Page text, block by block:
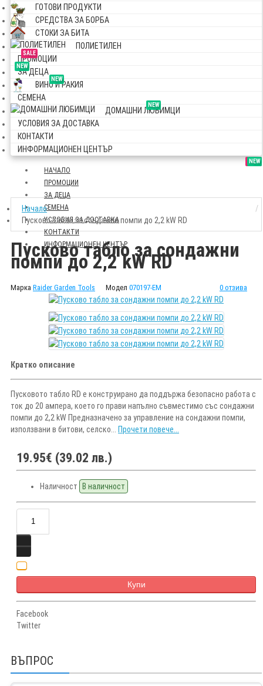
ГОТОВИ ПРОДУКТИ
СРЕДСТВА ЗА БОРБА
СТОКИ ЗА БИТА
ПОЛИЕТИЛЕН
SALE
ПРОМОЦИИ
NEW
ЗА ДЕЦА
NEW
ВИНО И РАКИЯ
СЕМЕНА
NEW
ДОМАШНИ ЛЮБИМЦИ
УСЛОВИЯ ЗА ДОСТАВКА
КОНТАКТИ
ИНФОРМАЦИОНЕН ЦЕНТЪР
НАЧАЛО
SALE
ПРОМОЦИИ
NEW
ЗА ДЕЦА
СЕМЕНА
УСЛОВИЯ ЗА ДОСТАВКА
КОНТАКТИ
ИНФОРМАЦИОНЕН ЦЕНТЪР
Начало
Пусково табло за сондажни помпи до 2,2 kW RD
Пусково табло за сондажни
помпи до 2,2 kW RD
Марка Raider Garden Tools Модел 070197-EM 0 отзива
Кратко описание
Пусковото табло RD е конструирано да поддържа безопасно работа с
ток до 20 ампера, което го прави напълно съвместимо със сондажни
помпи до 2,2 kW Предназначено за управление на сондажни помпи,
използвани в битови, селско... Прочети повече...
19.95€ (39.02 лв.)
Наличност В наличност
Купи
Facebook
Twitter
ВЪПРОС